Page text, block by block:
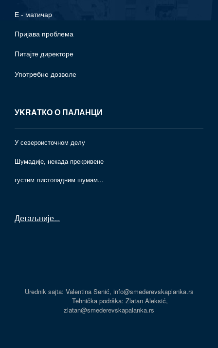
Е - матичар
Пријава проблема
Питајте директоре
Употрeбне дозволе
УKRAТКО О ПАЛАНЦИ
У североисточном делу
Шумадије, некада прекривене
густим листопадним шумам...
Детаљније...
Urednik sajta: Valentina Senić, info@smederevskaplanka.rs
Tehnička podrška: Zlatan Aleksić,
zlatan@smederevskapalanka.rs